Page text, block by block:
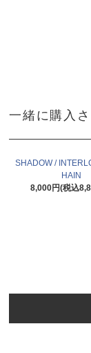
一緒に購入
SHADOW /
HAIN
8,000円(税込